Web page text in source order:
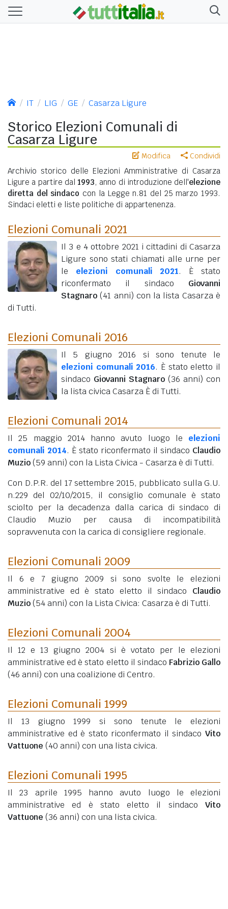
IT LIG GE Casarza Ligure
Storico Elezioni Comunali di
Casarza Ligure
Modifica Condividi
Archivio storico delle Elezioni Amministrative di Casarza
Ligure a partire dal 1993, anno di introduzione dell'elezione
diretta del sindaco con la Legge n.81 del 25 marzo 1993.
Sindaci eletti e liste politiche di appartenenza.
Elezioni Comunali 2021
Il 3 e 4 ottobre 2021 i cittadini di Casarza
Ligure sono stati chiamati alle urne per
le elezioni comunali 2021. È stato
riconfermato il sindaco Giovanni
Stagnaro (41 anni) con la lista Casarza è
di Tutti.
Elezioni Comunali 2016
Il 5 giugno 2016 si sono tenute le
elezioni comunali 2016. È stato eletto il
sindaco Giovanni Stagnaro (36 anni) con
la lista civica Casarza È di Tutti.
Elezioni Comunali 2014
Il 25 maggio 2014 hanno avuto luogo le elezioni
comunali 2014. È stato riconfermato il sindaco Claudio
Muzio(59 anni) con la Lista Civica - Casarza è di Tutti.
Con D.P.R. del 17 settembre 2015, pubblicato sulla G.U.
n.229 del 02/10/2015, il consiglio comunale è stato
sciolto per la decadenza dalla carica di sindaco di
Claudio Muzio per causa di incompatibilità
sopravvenuta con la carica di consigliere regionale.
Elezioni Comunali 2009
Il 6 e 7 giugno 2009 si sono svolte le elezioni
amministrative ed è stato eletto il sindaco Claudio
Muzio(54 anni) con la Lista Civica: Casarza è di Tutti.
Elezioni Comunali 2004
Il 12 e 13 giugno 2004 si è votato per le elezioni
amministrative ed è stato eletto il sindaco Fabrizio Gallo
(46 anni) con una coalizione di Centro.
Elezioni Comunali 1999
Il 13 giugno 1999 si sono tenute le elezioni
amministrative ed è stato riconfermato il sindaco Vito
Vattuone (40 anni) con una lista civica.
Elezioni Comunali 1995
Il 23 aprile 1995 hanno avuto luogo le elezioni
amministrative ed è stato eletto il sindaco Vito
Vattuone (36 anni) con una lista civica.